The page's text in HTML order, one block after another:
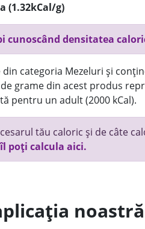
(1.32kCal/g)
cunoscând densitatea
categoria Mezeluri și
grame din acest produs
pentru un adult (2000 kCal).
tău caloric și de câte
îl poți calcula aici.